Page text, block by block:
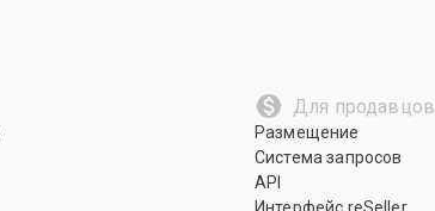
Для продавцов
Размещение
Система запросов
API